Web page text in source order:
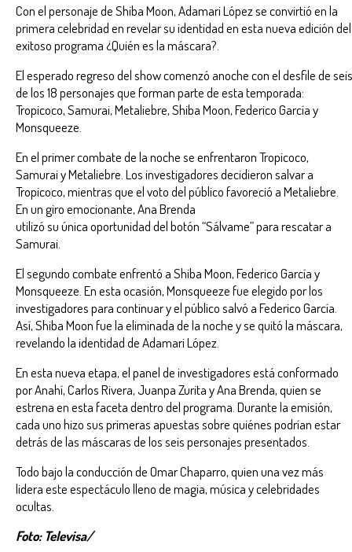
Con el personaje de Shiba Moon, Adamari López se convirtió en la
primera celebridad en revelar su identidad en esta nueva edición del
exitoso programa ¿Quién es la máscara?.
El esperado regreso del show comenzó anoche con el desfile de seis
de los 18 personajes que forman parte de esta temporada:
Tropicoco, Samurai, Metaliebre, Shiba Moon, Federico García y
Monsqueeze.
En el primer combate de la noche se enfrentaron Tropicoco,
Samurai y Metaliebre. Los investigadores decidieron salvar a
Tropicoco, mientras que el voto del público favoreció a Metaliebre.
En un giro emocionante, Ana Brenda
utilizó su única oportunidad del botón “Sálvame” para rescatar a
Samurai.
El segundo combate enfrentó a Shiba Moon, Federico García y
Monsqueeze. En esta ocasión, Monsqueeze fue elegido por los
investigadores para continuar y el público salvó a Federico García.
Así, Shiba Moon fue la eliminada de la noche y se quitó la máscara,
revelando la identidad de Adamari López.
En esta nueva etapa, el panel de investigadores está conformado
por Anahí, Carlos Rivera, Juanpa Zurita y Ana Brenda, quien se
estrena en esta faceta dentro del programa. Durante la emisión,
cada uno hizo sus primeras apuestas sobre quiénes podrían estar
detrás de las máscaras de los seis personajes presentados.
Todo bajo la conducción de Omar Chaparro, quien una vez más
lidera este espectáculo lleno de magia, música y celebridades
ocultas.
Foto: Televisa/